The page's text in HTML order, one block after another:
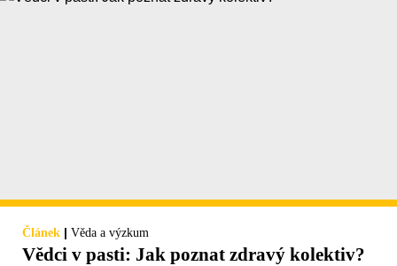
Článek | Věda a výzkum
Vědci v pasti: Jak poznat zdravý kolektiv?